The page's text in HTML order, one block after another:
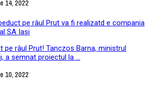
14, 2022
pe râul Prut! Tanczos Barna, ministrul
a semnat proiectul la ...
10, 2022